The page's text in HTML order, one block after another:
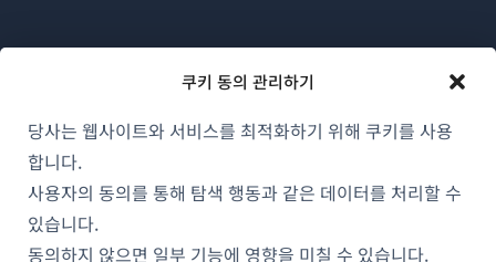
쿠키 동의 관리하기
당사는 웹사이트와 서비스를 최적화하기 위해 쿠키를 사용
합니다.
사용자의 동의를 통해 탐색 행동과 같은 데이터를 처리할 수
있습니다.
동의하지 않으면 일부 기능에 영향을 미칠 수 있습니다.
WPML 소개
GDPR 및 개인정보 처리방침
창